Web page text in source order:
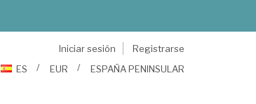
Iniciar sesión
Registrarse
ES
EUR ESPAÑA PENINSULAR